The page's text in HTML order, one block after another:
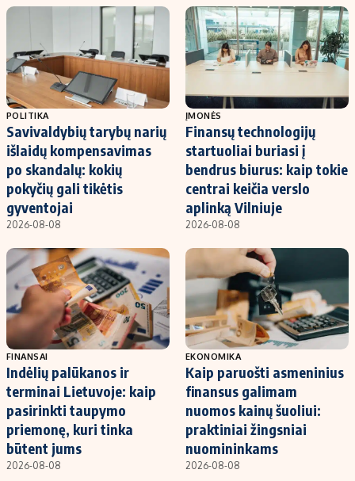
POLITIKA
Savivaldybių tarybų narių
išlaidų kompensavimas
po skandalų: kokių
pokyčių gali tikėtis
gyventojai
2026-08-08
ĮMONĖS
Finansų technologijų
startuoliai buriasi į
bendrus biurus: kaip tokie
centrai keičia verslo
aplinką Vilniuje
2026-08-08
FINANSAI
Indėlių palūkanos ir
terminai Lietuvoje: kaip
pasirinkti taupymo
priemonę, kuri tinka
būtent jums
2026-08-08
EKONOMIKA
Kaip paruošti asmeninius
finansus galimam
nuomos kainų šuoliui:
praktiniai žingsniai
nuomininkams
2026-08-08